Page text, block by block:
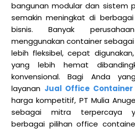
bangunan modular dan sistem
semakin meningkat di
bisnis. Banyak
menggunakan container
lebih fleksibel, cepat
yang lebih hemat
konvensional. Bagi Anda
layanan Jual Office Container
harga kompetitif, PT Mulia
sebagai mitra terpercaya
berbagai pilihan office